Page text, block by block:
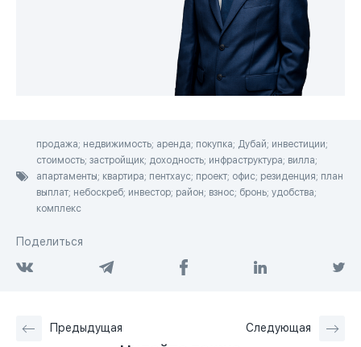
продажа; недвижимость; аренда; покупка; Дубай; инвестиции;
стоимость; застройщик; доходность; инфраструктура; вилла;
апартаменты; квартира; пентхаус; проект; офис; резиденция; план
выплат; небоскреб; инвестор; район; взнос; бронь; удобства;
комплекс
Поделиться
Предыдущая Следующая